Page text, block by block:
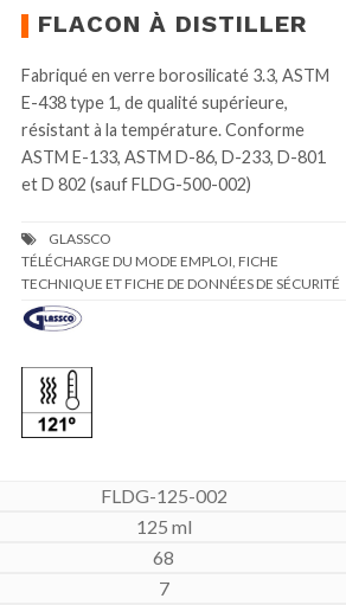
FLACON À DISTILLER
Fabriqué en verre borosilicaté 3.3, ASTM
E-438 type 1, de qualité supérieure,
résistant à la température. Conforme
ASTM E-133, ASTM D-86, D-233, D-801
et D 802 (sauf FLDG-500-002)
TÉLÉCHARGE DU MODE EMPLOI, FICHE
TECHNIQUE ET FICHE DE DONNÉES DE SÉCURITÉ
FLDG-125-002
125 ml
68
7